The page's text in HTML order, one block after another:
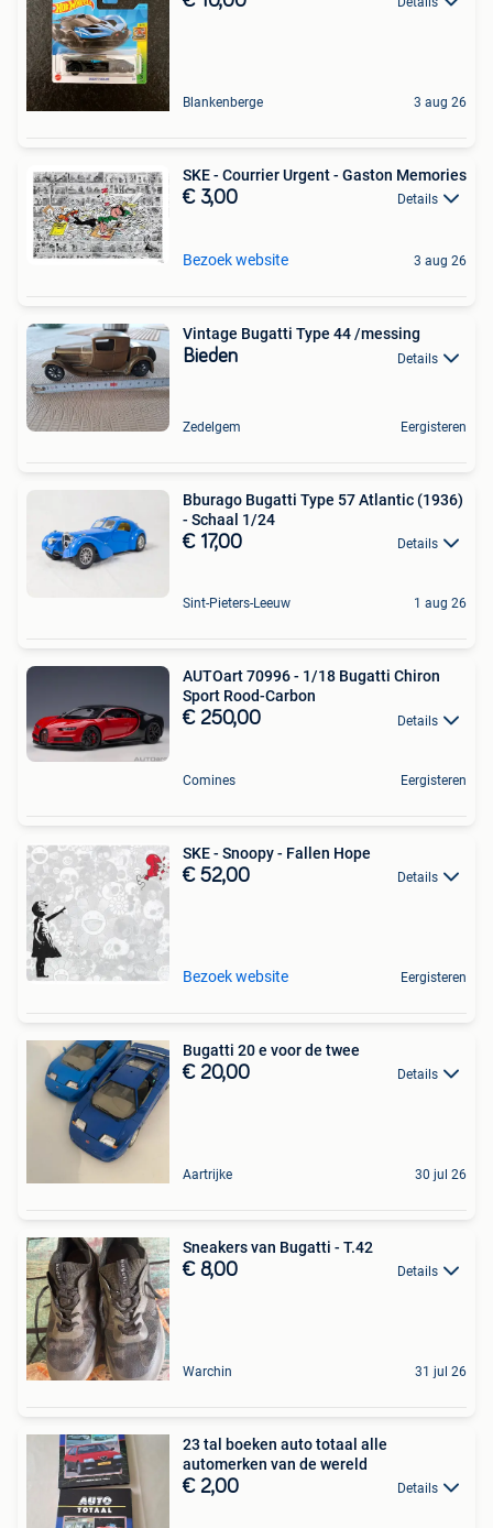
Blankenberge 3 aug 26
SKE - Courrier Urgent - Gaston Memories
€ 3,00 Details
Bezoek website 3 aug 26
Vintage Bugatti Type 44 /messing
Bieden Details
Zedelgem Eergisteren
Bburago Bugatti Type 57 Atlantic (1936)
- Schaal 1/24
€ 17,00 Details
Sint-Pieters-Leeuw 1 aug 26
AUTOart 70996 - 1/18 Bugatti Chiron
Sport Rood-Carbon
€ 250,00 Details
Comines Eergisteren
SKE - Snoopy - Fallen Hope
€ 52,00 Details
Bezoek website Eergisteren
Bugatti 20 e voor de twee
€ 20,00 Details
Aartrijke 30 jul 26
Sneakers van Bugatti - T.42
€ 8,00 Details
Warchin 31 jul 26
23 tal boeken auto totaal alle
automerken van de wereld
€ 2,00 Details